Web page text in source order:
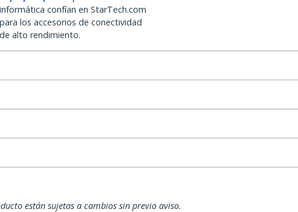
informática confían en StarTech.com
para los accesorios de conectividad
de alto rendimiento.
están sujetas a cambios sin previo aviso.